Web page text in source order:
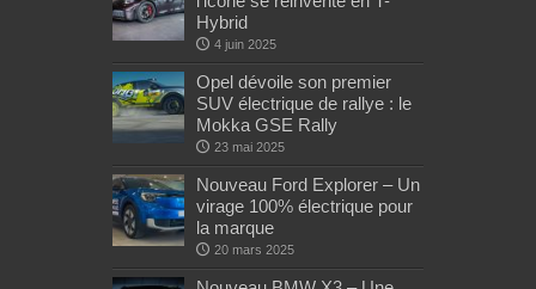
Hybrid
4 juin 2025
Opel dévoile son premier
SUV électrique de rallye : le
Mokka GSE Rally
23 mai 2025
Nouveau Ford Explorer – Un
virage 100% électrique pour
la marque
20 mars 2025